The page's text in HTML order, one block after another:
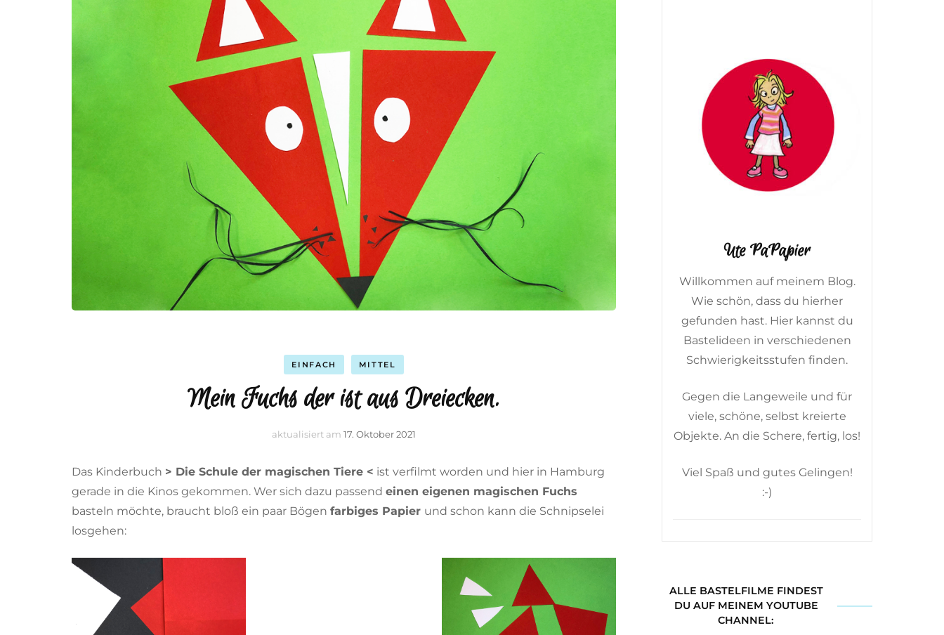
schwieriger
ruck zuck
Vorlagen
EINFACH MITTEL
Mein Fuchs der ist aus Dreiecken.
aktualisiert am 17. Oktober 2021
Das Kinderbuch > Die Schule der magischen Tiere < ist verfilmt worden und hier in Hamburg
gerade in die Kinos gekommen. Wer sich dazu passend einen eigenen magischen Fuchs
basteln möchte, braucht bloß ein paar Bögen farbiges Papier und schon kann die Schnipselei
losgehen:
Ute PaPapier
Willkommen auf meinem Blog.
Wie schön, dass du hierher
gefunden hast. Hier kannst du
Bastelideen in verschiedenen
Schwierigkeitsstufen finden.
Gegen die Langeweile und für
viele, schöne, selbst kreierte
Objekte. An die Schere, fertig, los!
Viel Spaß und gutes Gelingen!
:-)
ALLE BASTELFILME FINDEST
DU AUF MEINEM YOUTUBE
CHANNEL: